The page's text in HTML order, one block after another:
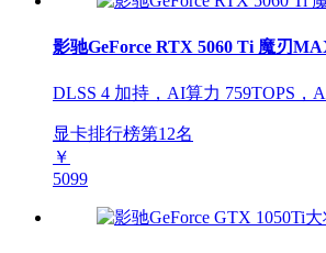
影驰GeForce RTX 5060 Ti 魔刃
DLSS 4 加持，AI算力 759TOPS，
显卡排行榜第12名
￥
5099